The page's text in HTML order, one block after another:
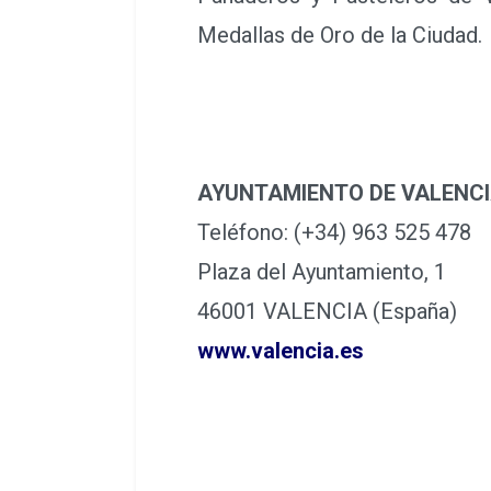
Medallas de Oro de la Ciudad.
AYUNTAMIENTO DE
Teléfono: (+34) 963 525 478
Plaza del Ayuntamiento, 1
46001 VALENCIA (España)
www.valencia.es